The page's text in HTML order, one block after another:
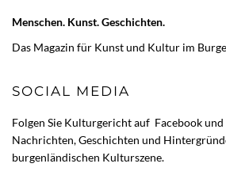
Menschen. Kunst. Geschichten.
Das Magazin für Kunst und Kultur im
SOCIAL MEDIA
Folgen Sie Kulturgericht auf Facebookund
Nachrichten, Geschichten und
burgenländischen Kulturszene.